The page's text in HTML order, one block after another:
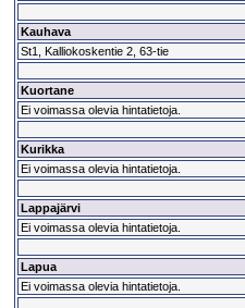
Kauhava
St1, Kalliokoskentie 2, 63-tie
Kuortane
Ei voimassa olevia hintatietoja.
Kurikka
Ei voimassa olevia hintatietoja.
Lappajärvi
Ei voimassa olevia hintatietoja.
Lapua
Ei voimassa olevia hintatietoja.